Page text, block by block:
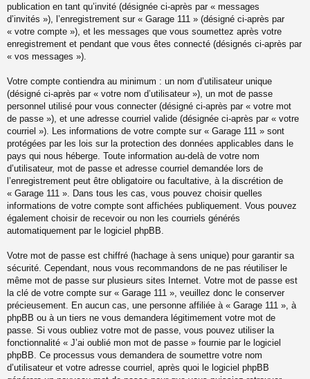
publication en tant qu’invité (désignée ci-après par « messages
d’invités »), l’enregistrement sur « Garage 111 » (désigné ci-après par
« votre compte »), et les messages que vous soumettez après votre
enregistrement et pendant que vous êtes connecté (désignés ci-après par
« vos messages »).
Votre compte contiendra au minimum : un nom d’utilisateur unique
(désigné ci-après par « votre nom d’utilisateur »), un mot de passe
personnel utilisé pour vous connecter (désigné ci-après par « votre mot
de passe »), et une adresse courriel valide (désignée ci-après par « votre
courriel »). Les informations de votre compte sur « Garage 111 » sont
protégées par les lois sur la protection des données applicables dans le
pays qui nous héberge. Toute information au-delà de votre nom
d’utilisateur, mot de passe et adresse courriel demandée lors de
l’enregistrement peut être obligatoire ou facultative, à la discrétion de
« Garage 111 ». Dans tous les cas, vous pouvez choisir quelles
informations de votre compte sont affichées publiquement. Vous pouvez
également choisir de recevoir ou non les courriels générés
automatiquement par le logiciel phpBB.
Votre mot de passe est chiffré (hachage à sens unique) pour garantir sa
sécurité. Cependant, nous vous recommandons de ne pas réutiliser le
même mot de passe sur plusieurs sites Internet. Votre mot de passe est
la clé de votre compte sur « Garage 111 », veuillez donc le conserver
précieusement. En aucun cas, une personne affiliée à « Garage 111 », à
phpBB ou à un tiers ne vous demandera légitimement votre mot de
passe. Si vous oubliez votre mot de passe, vous pouvez utiliser la
fonctionnalité « J’ai oublié mon mot de passe » fournie par le logiciel
phpBB. Ce processus vous demandera de soumettre votre nom
d’utilisateur et votre adresse courriel, après quoi le logiciel phpBB